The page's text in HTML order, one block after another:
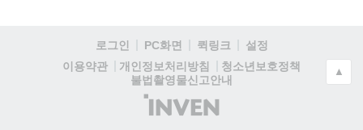
로그인 PC화면 퀵링크
설정
이용약관
개인정보처리방침
청소년보호정책
불법촬영물신고안내
(주)
인
▲